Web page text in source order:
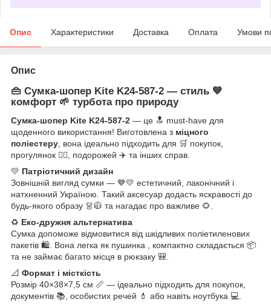
Опис Характеристики Доставка Оплата Умови
Опис
👜 Сумка-шопер Kite K24-587-2 — стиль 💙
комфорт 🌱 турбота про природу
Сумка-шопер Kite K24-587-2 — це 🔝 must-have для
щоденного використання! Виготовлена з міцного
поліестеру , вона ідеально підходить для 🛒 покупок,
прогулянок 🚶‍♀️, подорожей ✈️ та інших справ.
💛 Патріотичний дизайн
Зовнішній вигляд сумки — 💙💛 естетичний, лаконічний і
натхненний Україною. Такий аксесуар додасть яскравості до
будь-якого образу 👗🧥 та нагадає про важливе 🌻.
♻️ Еко-дружня альтернатива
Сумка допоможе відмовитися від шкідливих поліетиленових
пакетів 🛍️. Вона легка як пушинка , компактно складається 📦
та не займає багато місця в рюкзаку 🎒.
📐 Формат і місткість
Розмір 40×38×7,5 см 📏 — ідеально підходить для покупок,
документів 📚, особистих речей 💄 або навіть ноутбука 💻.